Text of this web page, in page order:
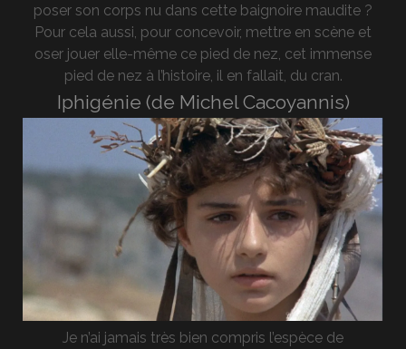
poser son corps nu dans cette baignoire maudite ?
Pour cela aussi, pour concevoir, mettre en scène et
oser jouer elle-même ce pied de nez, cet immense
pied de nez à l’histoire, il en fallait, du cran.
Iphigénie (de Michel Cacoyannis)
Je n’ai jamais très bien compris l’espèce de